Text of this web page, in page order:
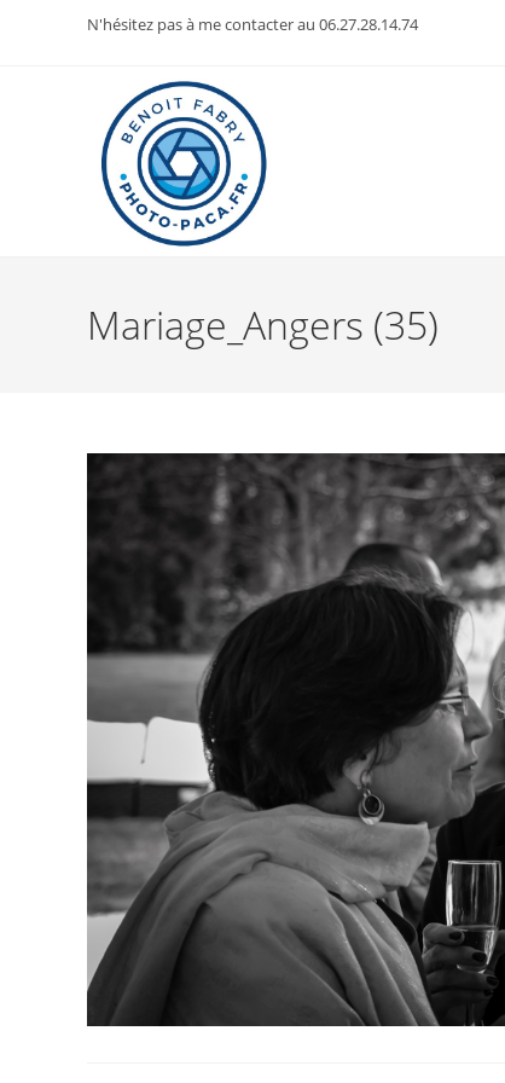
N'hésitez pas à me contacter au 06.27.28.14.74
Mariage_Angers (35)